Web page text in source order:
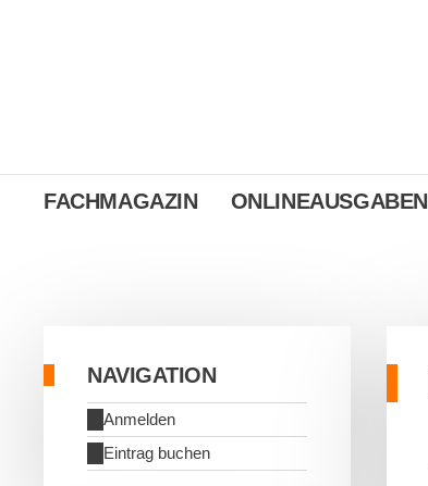
FACHMAGAZIN ONLINEAUSGABEN
NAVIGATION
Anmelden
Eintrag buchen